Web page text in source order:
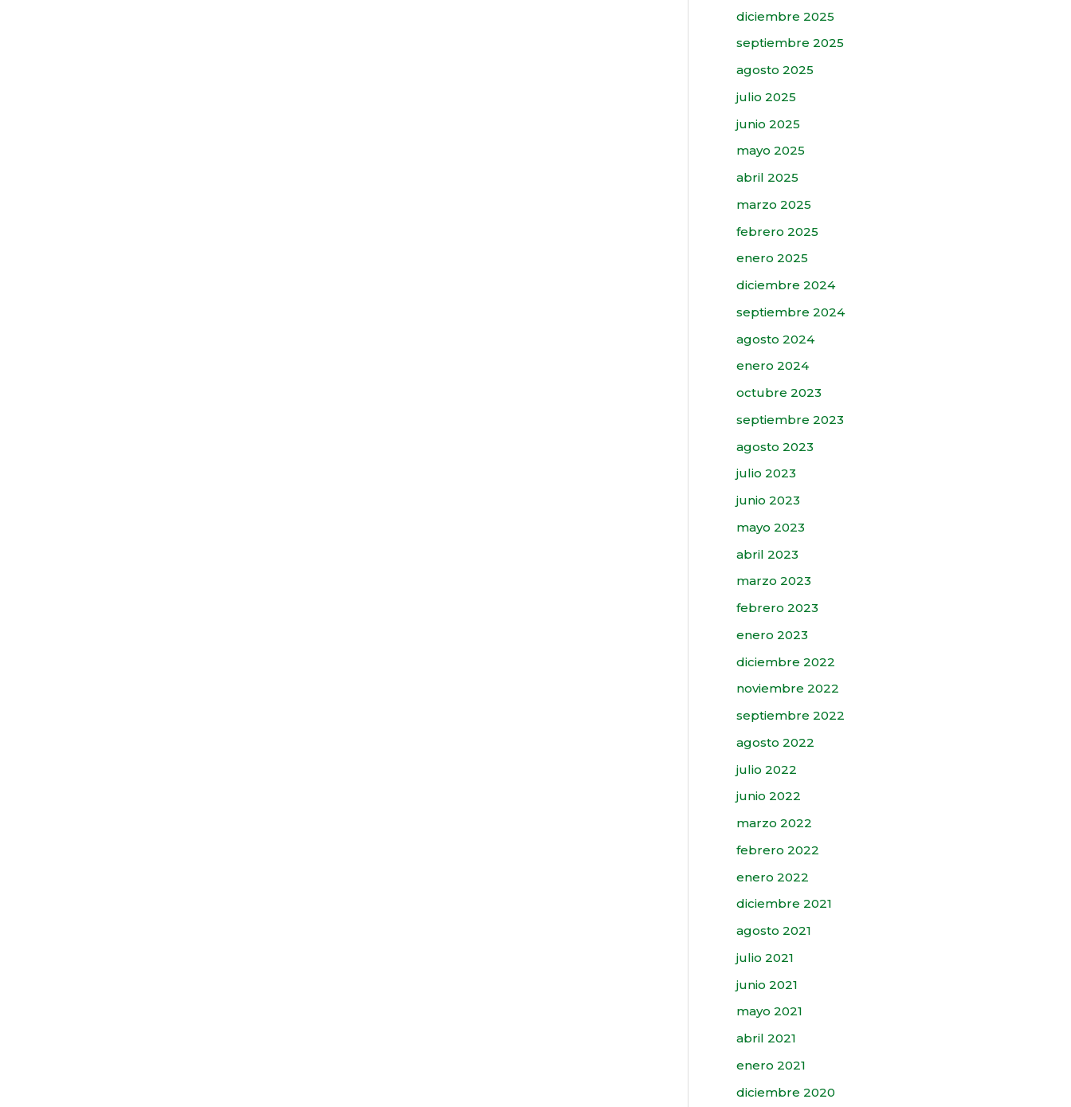
diciembre 2025
septiembre 2025
agosto 2025
julio 2025
junio 2025
mayo 2025
abril 2025
marzo 2025
febrero 2025
enero 2025
diciembre 2024
septiembre 2024
agosto 2024
enero 2024
octubre 2023
septiembre 2023
agosto 2023
julio 2023
junio 2023
mayo 2023
abril 2023
marzo 2023
febrero 2023
enero 2023
diciembre 2022
noviembre 2022
septiembre 2022
agosto 2022
julio 2022
junio 2022
marzo 2022
febrero 2022
enero 2022
diciembre 2021
agosto 2021
julio 2021
junio 2021
mayo 2021
abril 2021
enero 2021
diciembre 2020